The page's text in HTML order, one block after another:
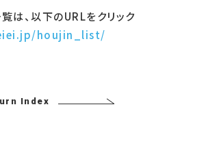
は、以下のURLをクリック
houjin_list/
Index